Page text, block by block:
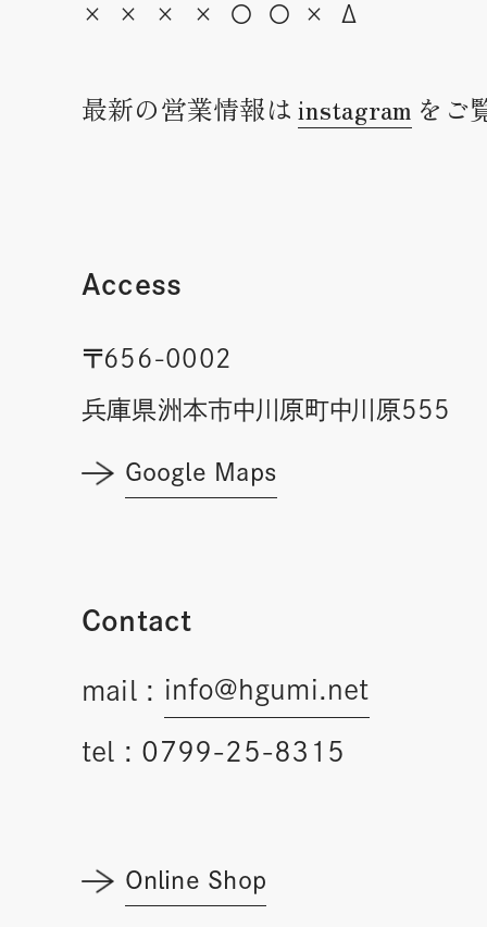
× × × × 〇 〇 × Δ
最新の営業情報は instagram をご
Access
〒656-0002
兵庫県洲本市中川原町中川原555
Google Maps
Contact
mail : info@hgumi.net
tel : 0799-25-8315
Online Shop